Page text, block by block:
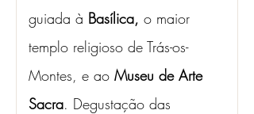
guiada à Basílica, o maior
templo religioso de Trás-os-
Montes, e ao Museu de Arte
Sacra. Degustação das